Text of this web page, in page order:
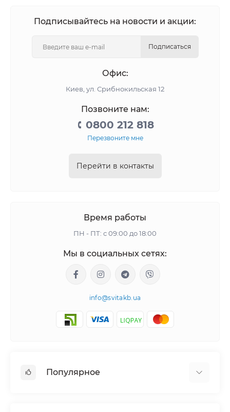
Подписывайтесь на новости и акции:
Подписаться
Офис:
Киев, ул. Срибнокильская 12
Позвоните нам:
0800 212 818
Перезвоните мне
Перейти в контакты
Время работы
ПН - ПТ: с 09:00 до 18:00
Мы в социальных сетях:
info@svitakb.ua
Популярное